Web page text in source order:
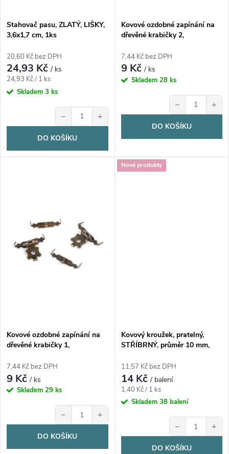
o
d
u
k
t
ů
o
d
u
ů
Stahovač pasu, ZLATÝ, LIŠKY,
3,6x1,7 cm, 1ks
20,60 Kč bez DPH
24,93 Kč/ ks
Měrná
cena:
24,93 Kč / 1 ks
Skladem 3 ks
− +
DO KOŠÍKU
Kovové ozdobné zapínání na
dřevěné krabičky 2,
7,44 Kč bez DPH
9 Kč/ ks
Skladem 28 ks
− +
DO KOŠÍKU
Kovové ozdobné zapínání na
dřevěné krabičky 1,
7,44 Kč bez DPH
9 Kč/ ks
Skladem 29 ks
− +
DO KOŠÍKU
Nové produkty
Kovový kroužek, pratelný,
STŘÍBRNÝ, průměr 10 mm,
11,57 Kč bez DPH
14 Kč/ balení
Měrná
cena:
1,40 Kč / 1 ks
Skladem 38 balení
− +
DO KOŠÍKU